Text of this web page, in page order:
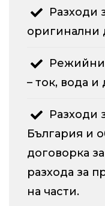
Разходи
оригинални
Режийни
– ток, вода
Разходи
България и
договорка
разхода за
на части.